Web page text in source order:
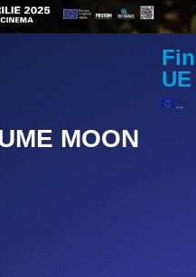
UE
MOON